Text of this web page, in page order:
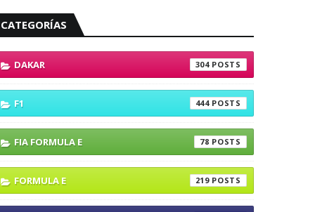
CATEGORÍAS
DAKAR 304
F1 444
FIA FORMULA E 78
FORMULA E 219